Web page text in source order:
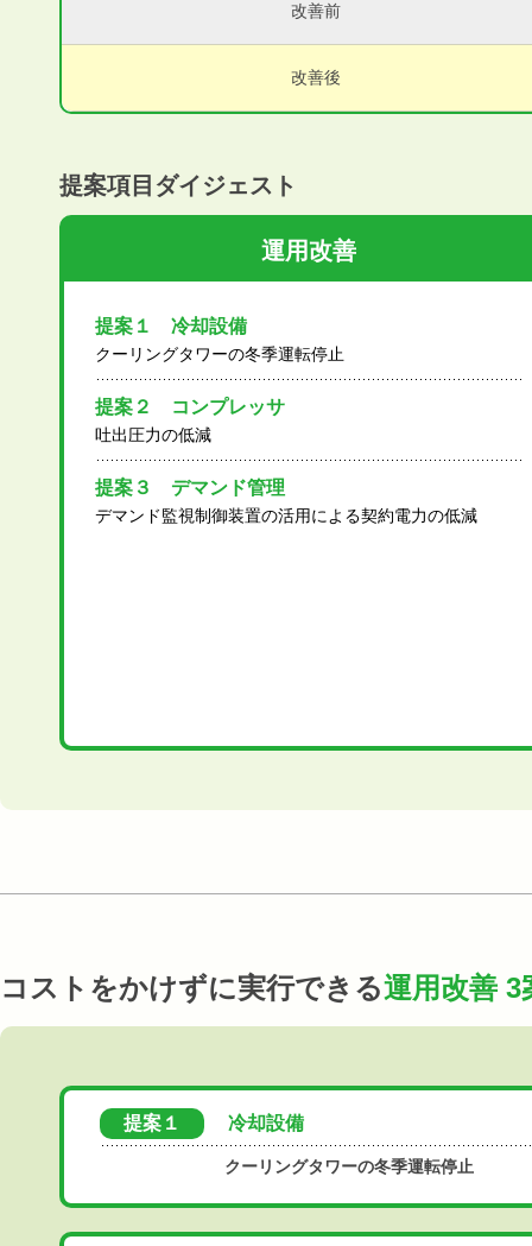
改善前
改善後
提案項目ダイジェスト
運用改善
提案１ 冷却設備
クーリングタワーの冬季運転停止
提案２ コンプレッサ
吐出圧力の低減
提案３ デマンド管理
デマンド監視制御装置の活用による契約電力の低減
コストをかけずに実行できる運用改善 3
提案１ 冷却設備
クーリングタワーの冬季運転停止